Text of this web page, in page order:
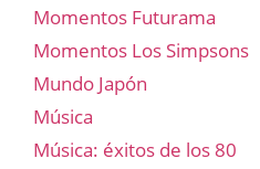
Momentos Futurama
Momentos Los Simpsons
Mundo Japón
Música
Música: éxitos de los 80